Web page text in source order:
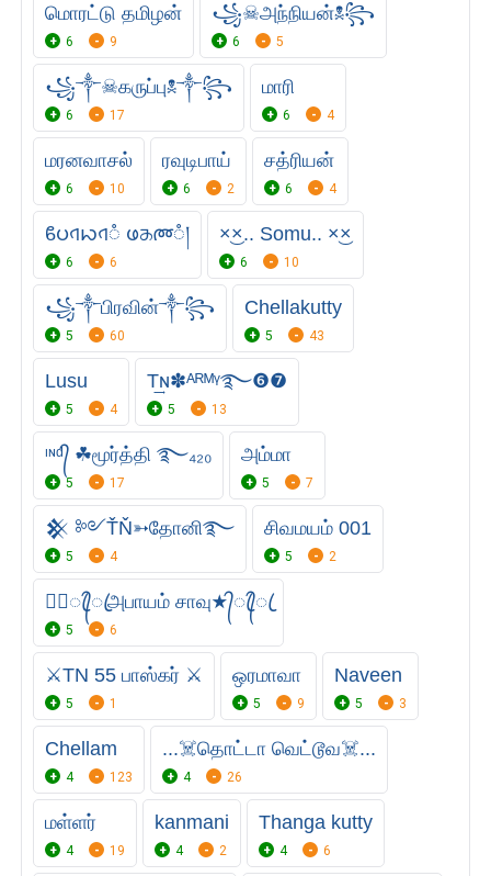
மொரட்டு தமிழன்
6 9
꧁☠︎அந்நியன்☠︎꧂
6 5
꧁༒☠︎கருப்பு☠︎༒꧂
6 17
மாரி
6 4
மரனவாசல்
6 10
ரவுடிபாய்
6 2
சத்ரியன்
6 4
ϐပ𑂞ꩢ𑂞ᮀ ဖᤌᰢᮀ།
6 6
×͜×.. Somu.. ×͜×
6 10
꧁༒பிரவின்༒꧂
5 60
Chellakutty
5 43
Lusu
5 4
T͢ɴ✽ᴬᴿᴹᵞ࿐❻❼
5 13
ᶦᶰᵈ᭄ ☘மூர்த்தி ࿐₄₂₀
5 17
அம்மா
5 7
𒆜 ༻ŤŇ➳தோனி࿐
5 4
சிவமயம் 001
5 2
★᭄ꦿ᭄ꦿஅபாயம் சாவு★᭄ꦿ᭄ꦿ
5 6
⚔️TN 55 பாஸ்கர் ⚔️
5 1
ஒரமாவா
5 9
Naveen
5 3
Chellam
4 123
...☠️தொட்டா வெட்டூவ☠️...
4 26
மள்ளர்
4 19
kanmani
4 2
Thanga kutty
4 6